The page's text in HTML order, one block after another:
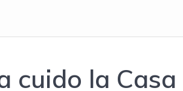
cuido la Casa